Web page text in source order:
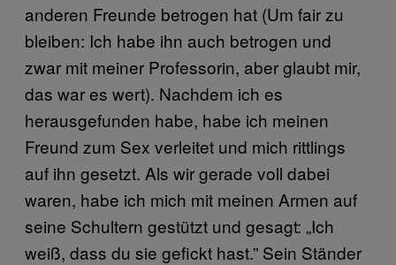
anderen Freunde betrogen hat (Um fair zu
bleiben: Ich habe ihn auch betrogen und
zwar mit meiner Professorin, aber glaubt mir,
das war es wert). Nachdem ich es
herausgefunden habe, habe ich meinen
Freund zum Sex verleitet und mich rittlings
auf ihn gesetzt. Als wir gerade voll dabei
waren, habe ich mich mit meinen Armen auf
seine Schultern gestützt und gesagt: „Ich
weiß, dass du sie gefickt hast.” Sein Ständer